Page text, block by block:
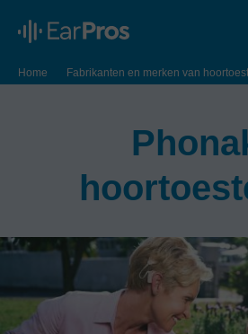
Home
Fabrikanten en merken van
Evaluatie van Phonak-hoortoestellen